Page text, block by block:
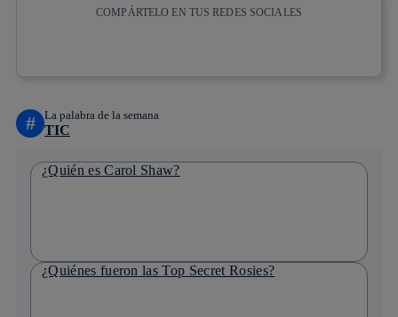
COMPÁRTELO EN TUS REDES SOCIALES
# La palabra de la semana
TIC
¿Quién es Carol Shaw?
¿Quiénes fueron las Top Secret Rosies?